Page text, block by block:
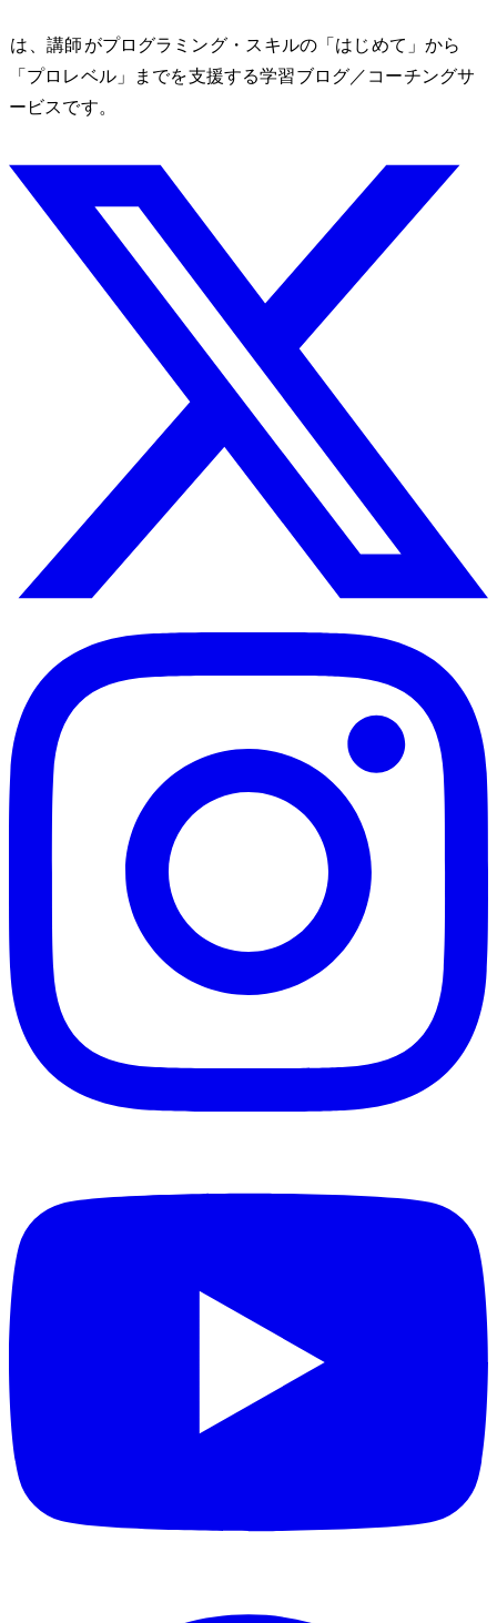
nozomono は、講師 shibomb がプログラミング・IT スキルの「はじめて」から
「プロレベル」までを支援する学習ブログ／コーチングサ
ービスです。